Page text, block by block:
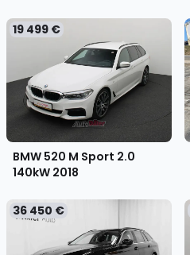
19 499 €
BMW 520 M Sport 2.0
140kW 2018
36 450 €